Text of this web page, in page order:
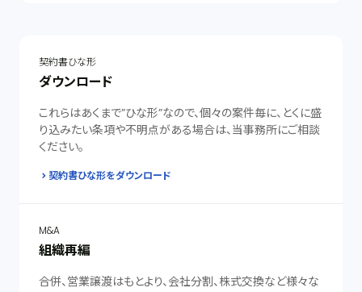
契約書ひな形
ダウンロード
これらはあくまで”ひな形”なので、個々の案件毎に、とくに盛
り込みたい条項や不明点がある場合は、当事務所にご相談
ください。
契約書ひな形をダウンロード
M&A
組織再編
合併、営業譲渡はもとより、会社分割、株式交換など様々な